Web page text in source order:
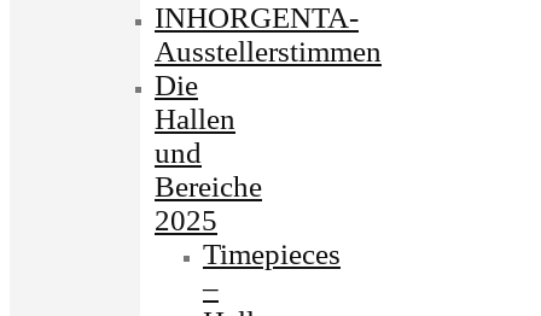
INHORGENTA-
Ausstellerstimmen
Die
Hallen
und
Bereiche
2025
Timepieces
–